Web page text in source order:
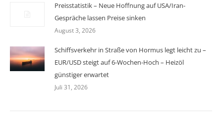
Preisstatistik – Neue Hoffnung auf USA/Iran-
Gespräche lassen Preise sinken
August 3, 2026
Schiffsverkehr in Straße von Hormus legt leicht zu –
EUR/USD steigt auf 6-Wochen-Hoch – Heizöl
günstiger erwartet
Juli 31, 2026